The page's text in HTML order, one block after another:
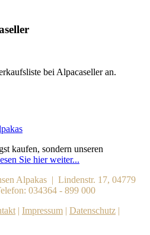
bei Alpacaseller an.
kaufen, sondern unseren
Sie hier weiter...
Alpakas | Lindenstr. 17, 04779
034364 - 899 000
| Impressum | Datenschutz |